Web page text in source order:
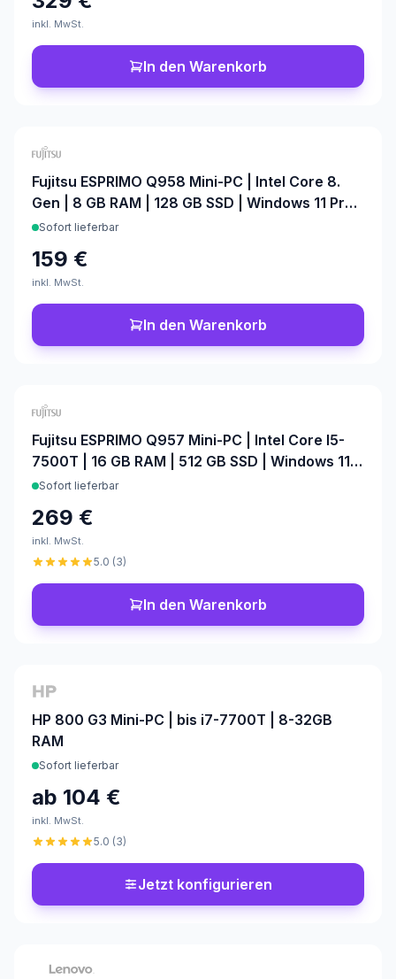
inkl. MwSt.
In den Warenkorb
Fujitsu ESPRIMO Q958 Mini-PC | Intel Core 8.
Gen | 8 GB RAM | 128 GB SSD | Windows 11 Pro |
Office 2024
Sofort lieferbar
159 €
inkl. MwSt.
In den Warenkorb
Fujitsu ESPRIMO Q957 Mini-PC | Intel Core I5-
7500T | 16 GB RAM | 512 GB SSD | Windows 11
Pro | Office 2024
Sofort lieferbar
269 €
inkl. MwSt.
5.0 (3)
In den Warenkorb
Konfigurierbar
HP 800 G3 Mini-PC | bis i7-7700T | 8-32GB
RAM
Sofort lieferbar
ab 104 €
inkl. MwSt.
5.0 (3)
Jetzt konfigurieren
Konfigurierbar